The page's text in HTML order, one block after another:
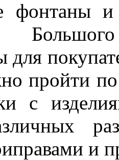
фонтаны
для
пройти
с
и